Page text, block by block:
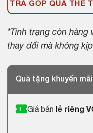
TRẢ GÓP QUA THẺ
*Tình trạng còn hàng
thay đổi mà không
Quà tặng khuyến
Giá bán lẻ riêng